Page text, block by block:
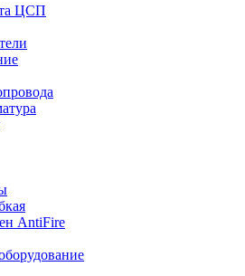
ЦСП
AntiFire